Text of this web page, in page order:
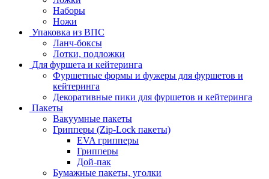
Наборы
Ножи
Упаковка из ВПС
Ланч-боксы
Лотки, подложки
Для фуршета и кейтеринга
Фуршетные формы и фужеры для фуршетов и
кейтеринга
Декоративные пики для фуршетов и кейтеринга
Пакеты
Вакуумные пакеты
Грипперы (Zip-Lock пакеты)
EVA грипперы
Грипперы
Дой-пак
Бумажные пакеты, уголки